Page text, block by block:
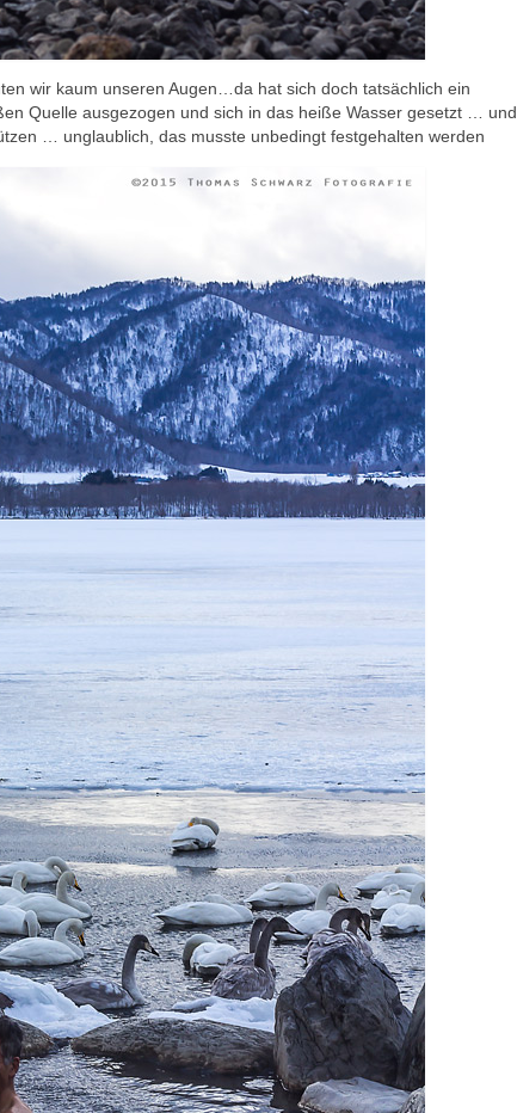
wir kaum unseren Augen…da hat sich doch tatsächlich ein
Quelle ausgezogen und sich in das heiße Wasser gesetzt … und
… unglaublich, das musste unbedingt festgehalten werden